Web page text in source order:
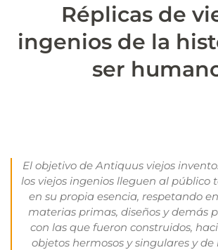
Réplicas de
ingenios de la
ser
El objetivo de Antiquus viejos
los viejos ingenios lleguen al público
en su propia esencia, respetando
materias primas, diseños y demás
con las que fueron construidos,
objetos hermosos y singulares y de